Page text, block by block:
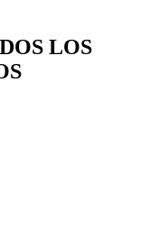
LOS